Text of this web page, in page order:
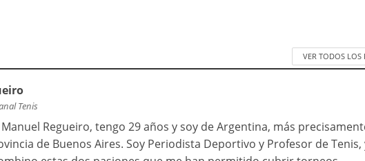
VER TODOS LOS
Tenis
Regueiro, tengo 29 años y soy de Argentina, más
de Buenos Aires. Soy Periodista Deportivo y Profesor de Tenis,